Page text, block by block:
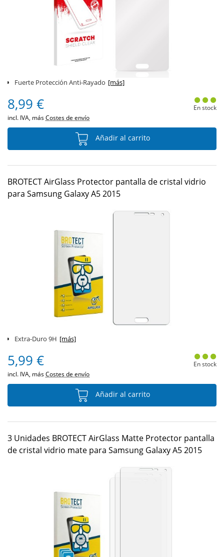
Fuerte Protección Anti-Rayado [más]
8,99 €
incl. IVA, másCostes de envío
En stock
Añadir al carrito
BROTECT AirGlass Protector pantalla de cristal vidrio
para Samsung Galaxy A5 2015
Extra-Duro 9H [más]
5,99 €
incl. IVA, másCostes de envío
En stock
Añadir al carrito
3 Unidades BROTECT AirGlass Matte Protector pantalla
de cristal vidrio mate para Samsung Galaxy A5 2015